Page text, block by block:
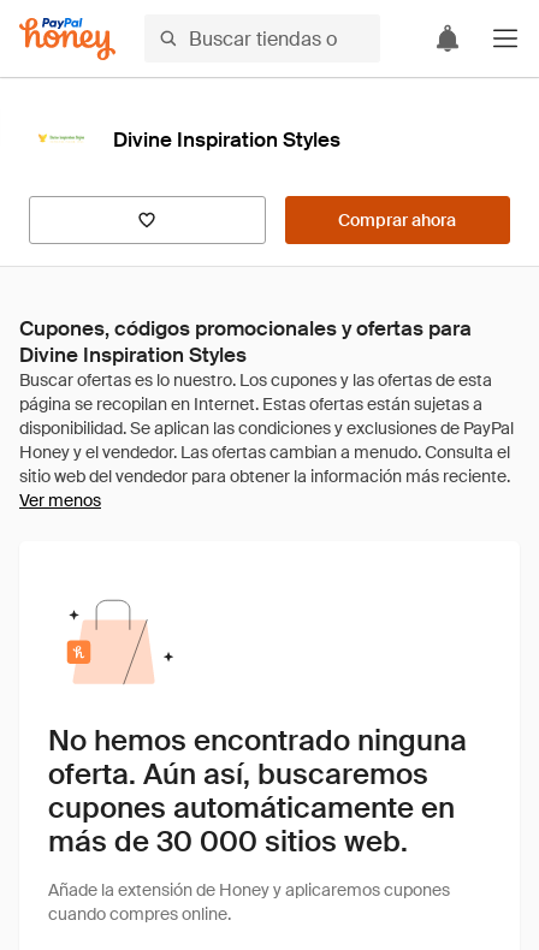
Divine Inspiration Styles
Comprar ahora
Cupones, códigos promocionales y ofertas para
Divine Inspiration Styles
Ver menos
No hemos encontrado ninguna
oferta. Aún así, buscaremos
cupones automáticamente en
más de 30 000 sitios web.
Añade la extensión de Honey y aplicaremos cupones
cuando compres online.